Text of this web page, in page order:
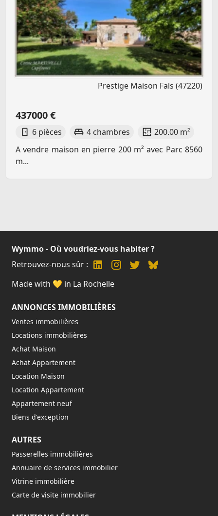
Prestige Maison Fals (47220)
437000 €
6 pièces 4 chambres
200.00 m²
A vendre maison en pierre 200 m² avec Parc 8560
m...
Wymmo - Où voudriez-vous habiter ?
Retrouvez-nous sûr :
Made with 💛 in La Rochelle
ANNONCES IMMOBILIÈRES
Ventes immobilières
Locations immobilières
Achat Maison
Achat Appartement
Location Maison
Location Appartement
Appartement neuf
Biens d'exception
AUTRES
Passerelles immobilières
Annuaire de services immobilier
Vitrine immobilière
Carte de visite immobilier